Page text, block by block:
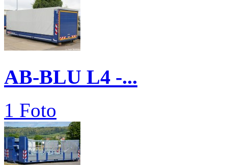
AB-BLU L4 -...
1 Foto